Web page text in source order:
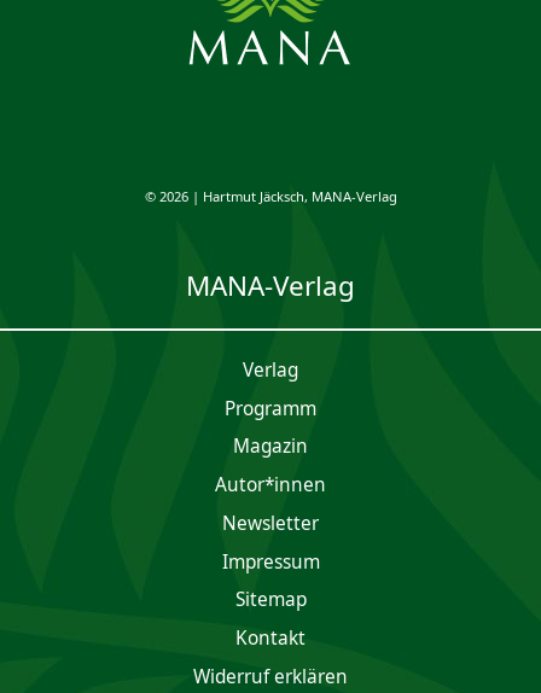
© 2026 | Hartmut Jäcksch, MANA-Verlag
MANA-Verlag
Verlag
Programm
Magazin
Autor*innen
Newsletter
Impres­sum
Sitemap
Kontakt
Widerruf erklären